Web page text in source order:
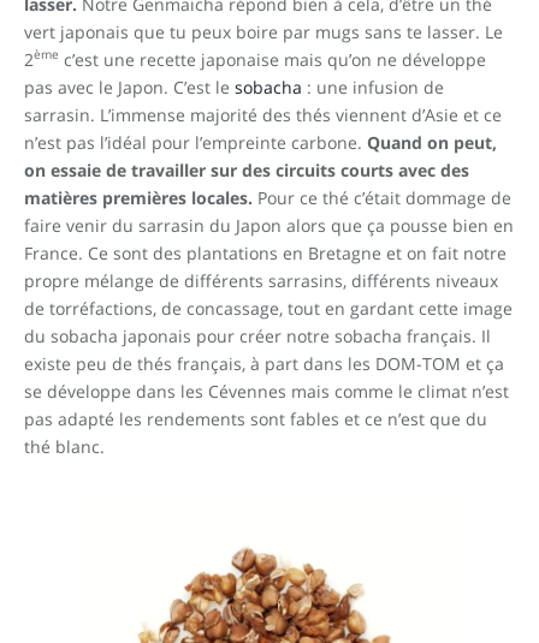
vert japonais que tu peux boire par mugs sans te lasser. Le
2ème c’est une recette japonaise mais qu’on ne développe
pas avec le Japon. C’est le sobacha : une infusion de
sarrasin. L’immense majorité des thés viennent d’Asie et ce
n’est pas l’idéal pour l’empreinte carbone. Quand on peut,
on essaie de travailler sur des circuits courts avec des
matières premières locales. Pour ce thé c’était dommage de
faire venir du sarrasin du Japon alors que ça pousse bien en
France. Ce sont des plantations en Bretagne et on fait notre
propre mélange de différents sarrasins, différents niveaux
de torréfactions, de concassage, tout en gardant cette image
du sobacha japonais pour créer notre sobacha français. Il
existe peu de thés français, à part dans les DOM-TOM et ça
se développe dans les Cévennes mais comme le climat n’est
pas adapté les rendements sont fables et ce n’est que du
thé blanc.